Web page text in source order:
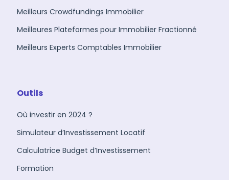
Meilleurs Crowdfundings Immobilier
Meilleures Plateformes pour Immobilier Fractionné
Meilleurs Experts Comptables Immobilier
Outils
Où investir en 2024 ?
Simulateur d’Investissement Locatif
Calculatrice Budget d’Investissement
Formation